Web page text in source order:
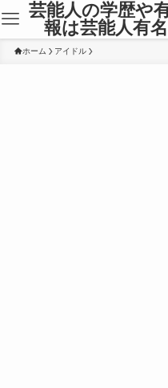
芸能人の学歴や
報は芸能人有
ホーム アイドル